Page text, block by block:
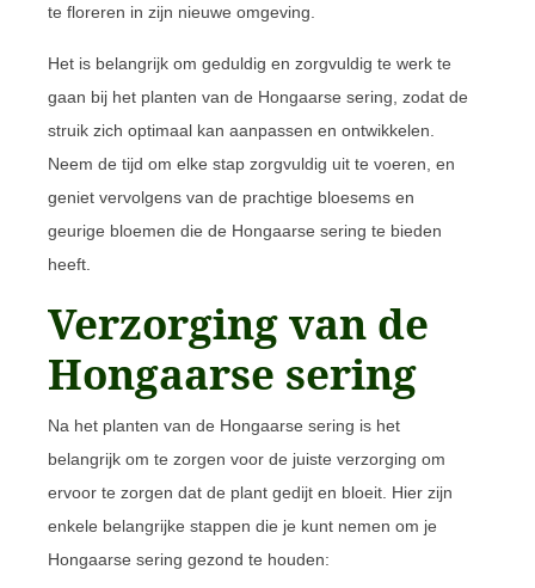
te floreren in zijn nieuwe omgeving.
Het is belangrijk om geduldig en zorgvuldig te werk te
gaan bij het planten van de Hongaarse sering, zodat de
struik zich optimaal kan aanpassen en ontwikkelen.
Neem de tijd om elke stap zorgvuldig uit te voeren, en
geniet vervolgens van de prachtige bloesems en
geurige bloemen die de Hongaarse sering te bieden
heeft.
Verzorging van de
Hongaarse sering
Na het planten van de Hongaarse sering is het
belangrijk om te zorgen voor de juiste verzorging om
ervoor te zorgen dat de plant gedijt en bloeit. Hier zijn
enkele belangrijke stappen die je kunt nemen om je
Hongaarse sering gezond te houden: